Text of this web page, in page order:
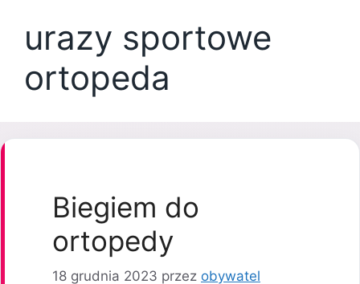
urazy sportowe
ortopeda
Biegiem do
ortopedy
18 grudnia 2023 przez obywatel